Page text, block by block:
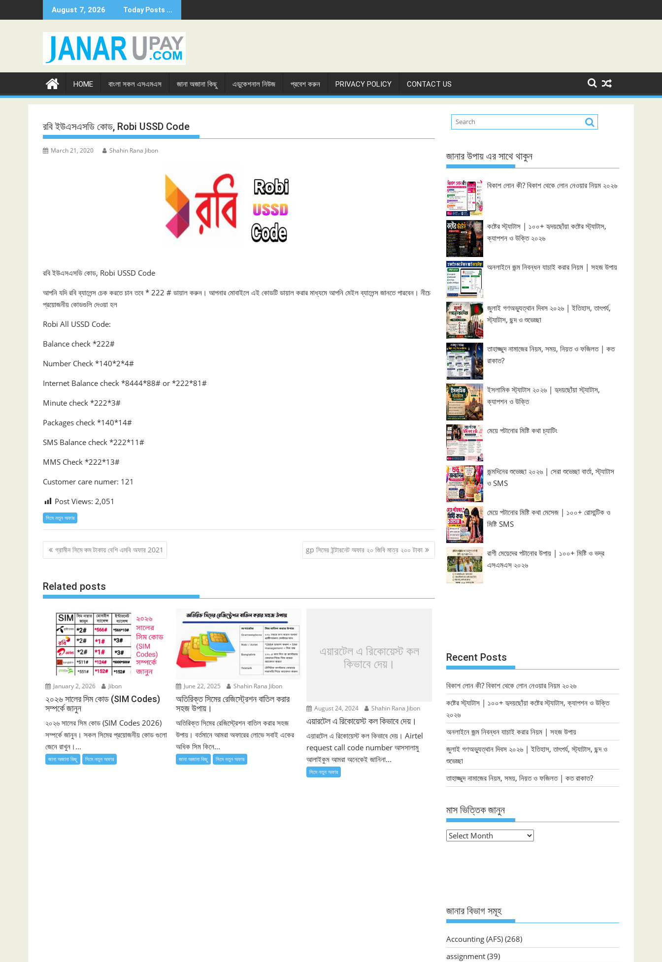
to
August 7, 2026 Today Posts ...
HOME বাংলা সকল এসএমএস জানা অজানা কিছু এডুকেশনাল নিউজ প্রবেশ করুন PRIVACY POLICY CONTACT US
রবি ইউএসএসডি কোড, Robi USSD Code
March 21, 2020 Shahin Rana Jibon
রবি ইউএসএসডি কোড, Robi USSD Code
আপনি যদি রবি ব্যালেন্স চেক করতে চান তবে * 222 # ডায়াল করুন। আপনার মোবাইলে এই কোডটি ডায়াল করার মাধ্যমে আপনি মেইল ​​ব্যালেন্স জানতে পারবেন। নীচে
প্রয়োজনীয় কোডগুলি দেওয়া হল
Robi All USSD Code:
Balance check *222#
Number Check *140*2*4#
Internet Balance check *8444*88# or *222*81#
Minute check *222*3#
Packages check *140*14#
SMS Balance check *222*11#
MMS Check *222*13#
Customer care numer: 121
Post Views: 2,051
সিমে নতুন ‍অফার
Post
navigation
গ্রামীন সিমে কম টাকায় বেশি এমবি অফার 2021 gp সিমের ইন্টারনেট অফার ২০ জিবি মাত্র ২০০ টাকা
Related posts
January 2, 2026 Jibon
২০২৬ সালের সিম কোড (SIM Codes)
সম্পর্কে জানুন
২০২৬ সালের সিম কোড (SIM Codes 2026)
সম্পর্কে জানুন। সকল সিমের প্রয়োজনীয় কোড গুলো
জেনে রাখুন।...
জানা অজানা কিছু সিমে নতুন ‍অফার
June 22, 2025 Shahin Rana Jibon
অতিরিক্ত সিমের রেজিস্ট্রেশন বাতিল করার
সহজ উপায়।
অতিরিক্ত সিমের রেজিস্ট্রেশন বাতিল করার সহজ
উপায়। বর্তমানে আমরা অফারের লোভে সবাই একের
অধিক সিম কিনে...
জানা অজানা কিছু সিমে নতুন ‍অফার
এয়ারটেল এ রিকোয়েস্ট কল
কিভাবে দেয়।
August 24, 2024 Shahin Rana Jibon
এয়ারটেল এ রিকোয়েস্ট কল কিভাবে দেয়।
এয়ারটেল এ রিকোয়েস্ট কল কিভাবে দেয়। Airtel
request call code number আসসালামু
আলাইকুম আমরা অনেকেই জানিনা...
সিমে নতুন ‍অফার
জানার উপায় এর সাথে থাকুন
বিকাশ লোন কী? বিকাশ থেকে লোন নেওয়ার নিয়ম ২০২৬
কষ্টের স্ট্যাটাস | ১০০+ হৃদয়ছোঁয়া কষ্টের স্ট্যাটাস,
ক্যাপশন ও উক্তি ২০২৬
অনলাইনে জন্ম নিবন্ধন যাচাই করার নিয়ম | সহজ উপায়
জুলাই গণঅভ্যুত্থান দিবস ২০২৬ | ইতিহাস, তাৎপর্য,
স্ট্যাটাস, ছন্দ ও শুভেচ্ছা
তাহাজ্জুদ নামাজের নিয়ম, সময়, নিয়ত ও ফজিলত | কত
রাকাত?
ইসলামিক স্ট্যাটাস ২০২৬ | হৃদয়ছোঁয়া স্ট্যাটাস,
ক্যাপশন ও উক্তি
মেয়ে পটানোর মিষ্টি কথা চ্যাটিং
জন্মদিনের শুভেচ্ছা ২০২৬ | সেরা শুভেচ্ছা বার্তা, স্ট্যাটাস
ও SMS
মেয়ে পটানোর মিষ্টি কথা মেসেজ | ১০০+ রোমান্টিক ও
মিষ্টি SMS
রাগী মেয়েদের পটানোর উপায় | ১০০+ মিষ্টি ও ভদ্র
এসএমএস ২০২৬
Recent Posts
বিকাশ লোন কী? বিকাশ থেকে লোন নেওয়ার নিয়ম ২০২৬
কষ্টের স্ট্যাটাস | ১০০+ হৃদয়ছোঁয়া কষ্টের স্ট্যাটাস, ক্যাপশন ও উক্তি
২০২৬
অনলাইনে জন্ম নিবন্ধন যাচাই করার নিয়ম | সহজ উপায়
জুলাই গণঅভ্যুত্থান দিবস ২০২৬ | ইতিহাস, তাৎপর্য, স্ট্যাটাস, ছন্দ ও
শুভেচ্ছা
তাহাজ্জুদ নামাজের নিয়ম, সময়, নিয়ত ও ফজিলত | কত রাকাত?
মাস ভিত্তিক জানুন
মাস
জানার বিভাগ সমূহ
Accounting (AFS) (268)
assignment (39)